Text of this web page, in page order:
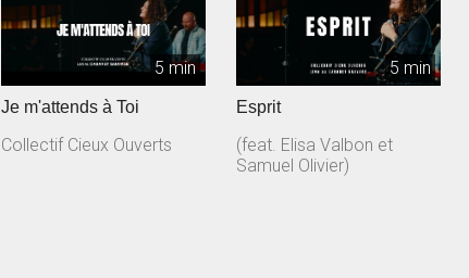
5 min
Je m'attends à Toi
Collectif Cieux Ouverts
5 min
Esprit
(feat. Elisa Valbon et
Samuel Olivier)